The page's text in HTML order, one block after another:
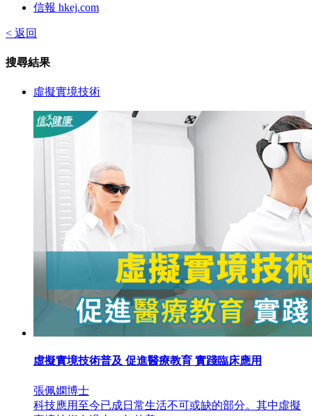
信報 hkej.com
< 返回
搜尋結果
虛擬實境技術
虛擬實境技術普及 促進醫療教育 實踐臨床應用
張佩嫻博士
科技應用至今已成日常生活不可或缺的部分。其中虛擬